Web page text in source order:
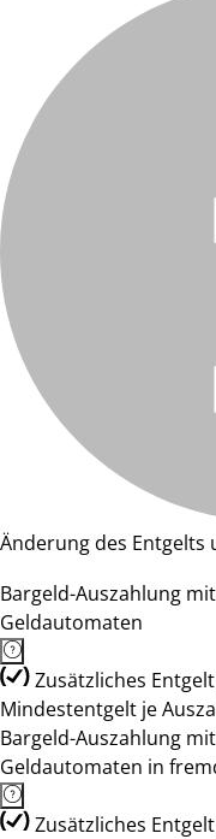
Änderung des
Bargeld-Auszahlung
Geldautomaten
Zusätzliches
Mindestentgelt je
Bargeld-Auszahlung
Geldautomaten in
Zusätzliches